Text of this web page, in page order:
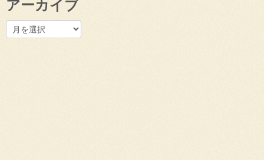
アーカイブ